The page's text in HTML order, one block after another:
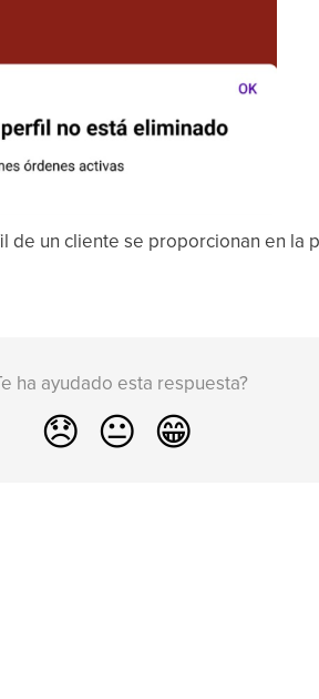
de un cliente se proporcionan en la
ha ayudado esta respuesta?
😞 😐 😁